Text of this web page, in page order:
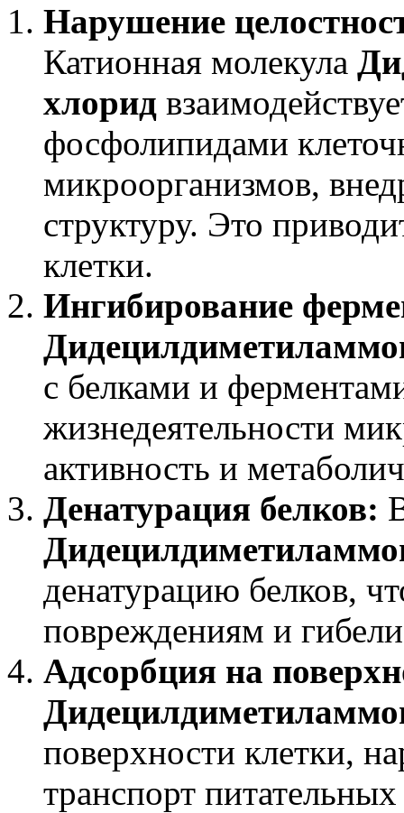
Нарушение
Катионная молекула
хлорид
фосфолипидами
микроорганизмов,
структуру. Это
клетки.
Ингибирование
с белками и
жизнедеятельности
активность и
Денатурация белков:
денатурацию белков,
повреждениям и
Адсорбция на
поверхности клетки,
транспорт